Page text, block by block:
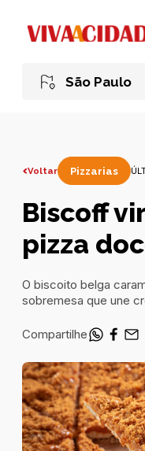
São Paulo
Voltar Pizzarias
Biscoff
pizza
O biscoito belga
sobremesa que une
Compartilhe